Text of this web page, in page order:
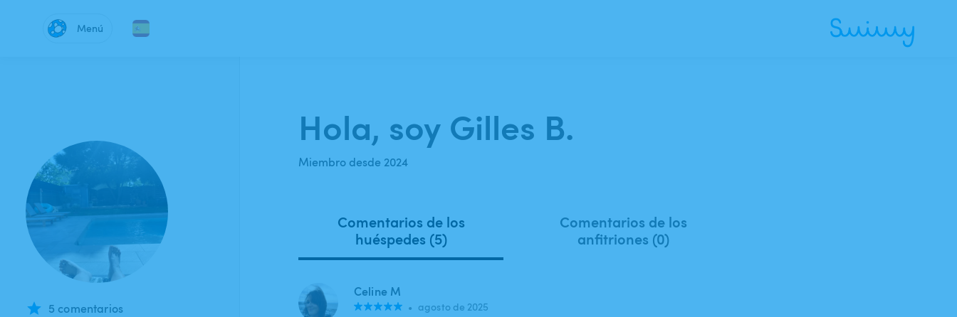
Menú
5 comentarios
Hola, soy Gilles B.
Miembro desde 2024
Comentarios de los
huéspedes (5)
Comentarios de los
anfitriones (0)
Celine M
• agosto de 2025